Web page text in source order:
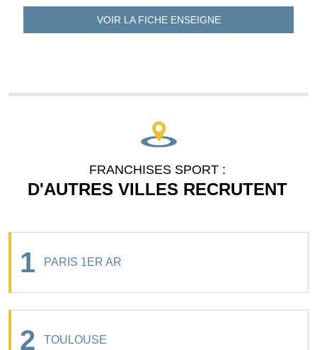
VOIR LA FICHEENSEIGNE
FRANCHISES SPORT :
D'AUTRES VILLES RECRUTENT
1 PARIS 1ER AR
2 TOULOUSE